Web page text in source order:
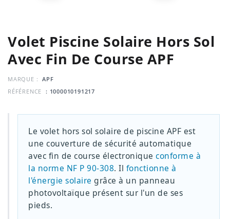
Volet Piscine Solaire Hors Sol
Avec Fin De Course APF
MARQUE :
APF
RÉFÉRENCE
: 1000010191217
Le volet hors sol solaire de piscine APF est
une couverture de sécurité automatique
avec fin de course électronique conforme à
la norme NF P 90-308. Il fonctionne à
l'énergie solaire grâce à un panneau
photovoltaïque présent sur l'un de ses
pieds.